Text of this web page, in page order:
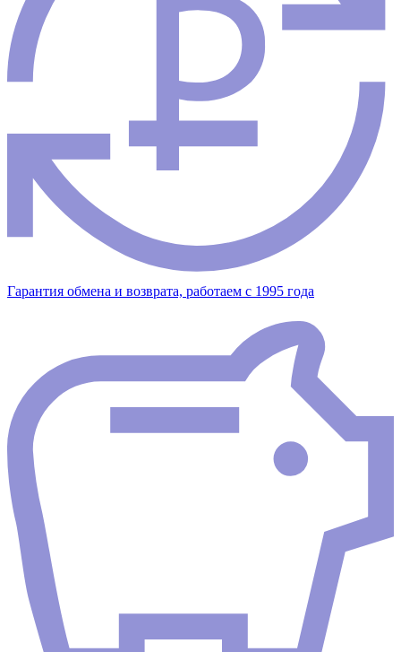
Гарантия обмена и возврата, работаем с 1995 года